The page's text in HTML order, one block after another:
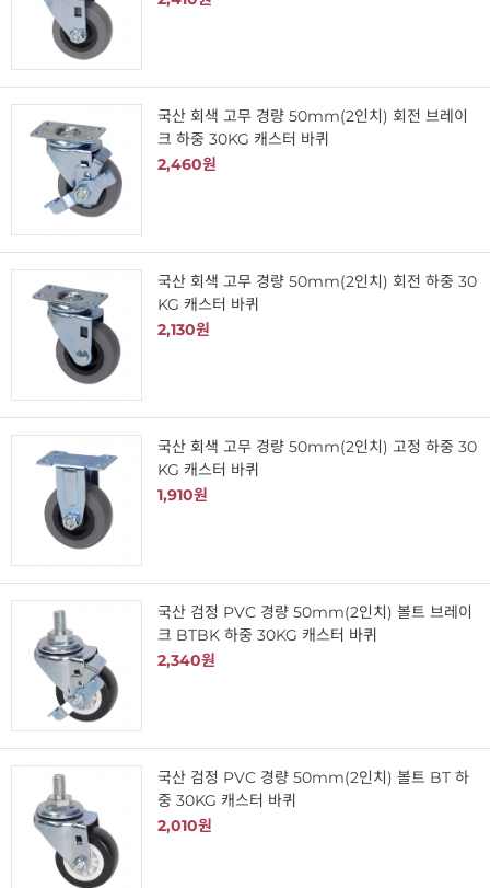
국산 회색 고무 경량 50mm(2인치) 회전 브레이
크 하중 30KG 캐스터 바퀴
2,460원
국산 회색 고무 경량 50mm(2인치) 회전 하중 30
KG 캐스터 바퀴
2,130원
국산 회색 고무 경량 50mm(2인치) 고정 하중 30
KG 캐스터 바퀴
1,910원
국산 검정 PVC 경량 50mm(2인치) 볼트 브레이
크 BTBK 하중 30KG 캐스터 바퀴
2,340원
국산 검정 PVC 경량 50mm(2인치) 볼트 BT 하
중 30KG 캐스터 바퀴
2,010원